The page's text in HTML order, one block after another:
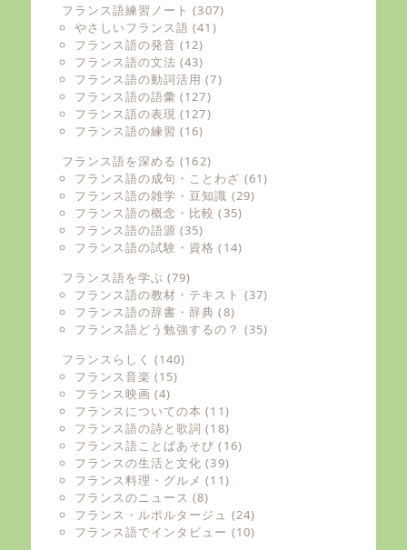
フランス語練習ノート (307)
やさしいフランス語 (41)
フランス語の発音 (12)
フランス語の文法 (43)
フランス語の動詞活用 (7)
フランス語の語彙 (127)
フランス語の表現 (127)
フランス語の練習 (16)
フランス語を深める (162)
フランス語の成句・ことわざ (61)
フランス語の雑学・豆知識 (29)
フランス語の概念・比較 (35)
フランス語の語源 (35)
フランス語の試験・資格 (14)
フランス語を学ぶ (79)
フランス語の教材・テキスト (37)
フランス語の辞書・辞典 (8)
フランス語どう勉強するの？ (35)
フランスらしく (140)
フランス音楽 (15)
フランス映画 (4)
フランスについての本 (11)
フランス語の詩と歌詞 (18)
フランス語ことばあそび (16)
フランスの生活と文化 (39)
フランス料理・グルメ (11)
フランスのニュース (8)
フランス・ルポルタージュ (24)
フランス語でインタビュー (10)